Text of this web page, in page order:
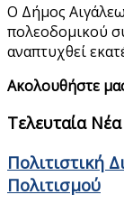
Ο Δήμος
πολεοδομικού
αναπτυχθεί
Ακολουθήστε
Τελευταία Νέα
Πολιτιστική
Πολιτισμού